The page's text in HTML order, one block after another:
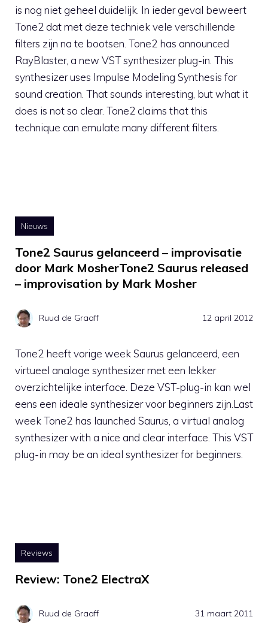
is nog niet geheel duidelijk. In ieder geval beweert
Tone2 dat met deze techniek vele verschillende
filters zijn na te bootsen. Tone2 has announced
RayBlaster, a new VST synthesizer plug-in. This
synthesizer uses Impulse Modeling Synthesis for
sound creation. That sounds interesting, but what it
does is not so clear. Tone2 claims that this
technique can emulate many different filters.
Nieuws
Tone2 Saurus gelanceerd – improvisatie
door Mark MosherTone2 Saurus released
– improvisation by Mark Mosher
Ruud de Graaff 12 april 2012
Tone2 heeft vorige week Saurus gelanceerd, een
virtueel analoge synthesizer met een lekker
overzichtelijke interface. Deze VST-plug-in kan wel
eens een ideale synthesizer voor beginners zijn.Last
week Tone2 has launched Saurus, a virtual analog
synthesizer with a nice and clear interface. This VST
plug-in may be an ideal synthesizer for beginners.
Reviews
Review: Tone2 ElectraX
Ruud de Graaff 31 maart 2011